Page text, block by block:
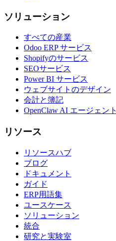
ソリューション
すべての産業
Odoo ERP サービス
Shopifyのサービス
SEOサービス
Power BI サービス
ウェブサイトのデザイン
会計と簿記
OpenClaw AI エージェント
リソース
リソースハブ
ブログ
ドキュメント
ガイド
ERP用語集
ユースケース
ソリューション
統合
研究と実験室